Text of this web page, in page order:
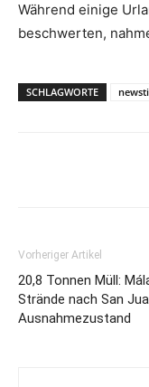
Während einige
beschwerten,
SCHLAGWORTE
Vorheriger Artikel
20,8 Tonnen Müll:
Strände nach San
Ausnahmezustand